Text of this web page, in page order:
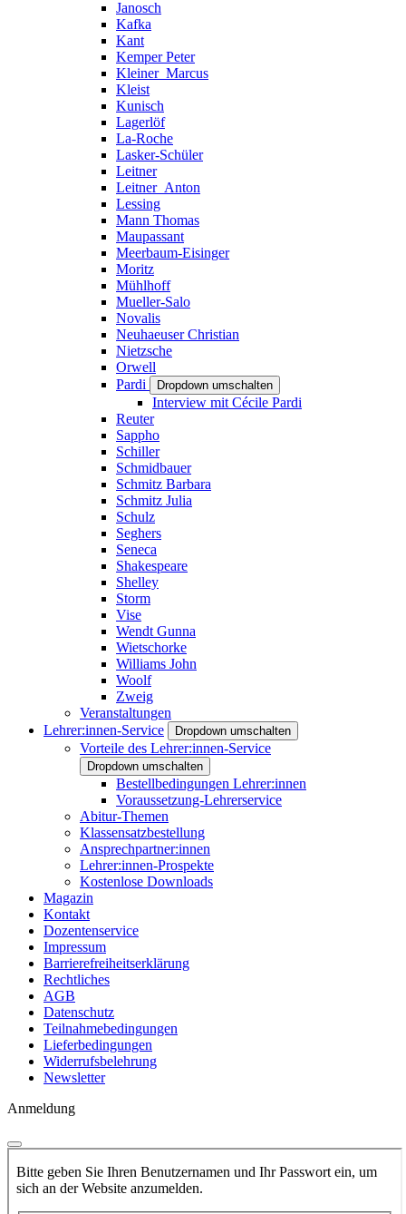
Janosch
Kafka
Kant
Kemper Peter
Kleiner_Marcus
Kleist
Kunisch
Lagerlöf
La-Roche
Lasker-Schüler
Leitner
Leitner_Anton
Lessing
Mann Thomas
Maupassant
Meerbaum-Eisinger
Moritz
Mühlhoff
Mueller-Salo
Novalis
Neuhaeuser Christian
Nietzsche
Orwell
Pardi
Dropdown umschalten
Interview mit Cécile Pardi
Reuter
Sappho
Schiller
Schmidbauer
Schmitz Barbara
Schmitz Julia
Schulz
Seghers
Seneca
Shakespeare
Shelley
Storm
Vise
Wendt Gunna
Wietschorke
Williams John
Woolf
Zweig
Veranstaltungen
Lehrer:innen-Service
Dropdown umschalten
Vorteile des Lehrer:innen-Service
Dropdown umschalten
Bestellbedingungen Lehrer:innen
Voraussetzung-Lehrerservice
Abitur-Themen
Klassensatzbestellung
Ansprechpartner:innen
Lehrer:innen-Prospekte
Kostenlose Downloads
Magazin
Kontakt
Dozentenservice
Impressum
Barrierefreiheitserklärung
Rechtliches
AGB
Datenschutz
Teilnahmebedingungen
Lieferbedingungen
Widerrufsbelehrung
Newsletter
Anmeldung